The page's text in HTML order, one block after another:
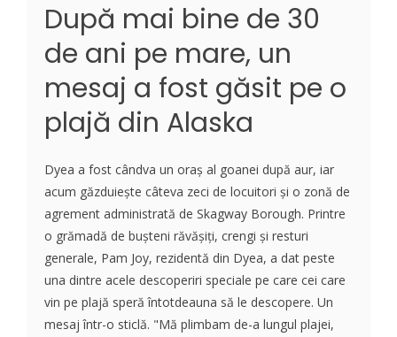
După mai bine de 30
de ani pe mare, un
mesaj a fost găsit pe o
plajă din Alaska
Dyea a fost cândva un oraș al goanei după aur, iar
acum găzduiește câteva zeci de locuitori și o zonă de
agrement administrată de Skagway Borough. Printre
o grămadă de bușteni răvășiți, crengi și resturi
generale, Pam Joy, rezidentă din Dyea, a dat peste
una dintre acele descoperiri speciale pe care cei care
vin pe plajă speră întotdeauna să le descopere. Un
mesaj într-o sticlă. "Mă plimbam de-a lungul plajei,